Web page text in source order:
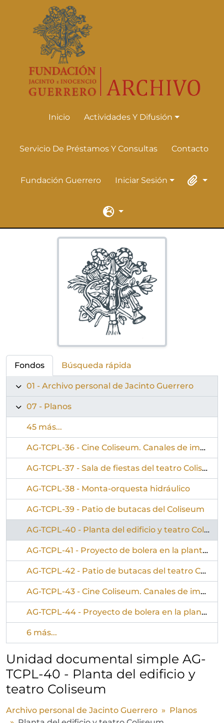
Skip to main content
Inicio Actividades Y Difusión
Actividades Y Difusión
Servicio De Préstamos Y Consultas Contacto
Fundación Guerrero Iniciar Sesión
Iniciar Sesión
Idioma
Fondos Búsqueda rápida
01 - Archivo personal de Jacinto Guerrero
07 - Planos
45 más...
AG-TCPL-36 - Cine Coliseum. Canales de impulsión de aire para la refrigeración del escenario
AG-TCPL-37 - Sala de fiestas del teatro Coliseum
AG-TCPL-38 - Monta-orquesta hidráulico
AG-TCPL-39 - Patio de butacas del Coliseum
AG-TCPL-40 - Planta del edificio y teatro Coliseum
AG-TCPL-41 - Proyecto de bolera en la planta semisótano del edificio Coliseum
AG-TCPL-42 - Patio de butacas del teatro Coliseum
AG-TCPL-43 - Cine Coliseum. Canales de impulsión de aire para la refrigeración de la sala de descanso. Plano nº 4
AG-TCPL-44 - Proyecto de bolera en la planta semisótano del edificio Coliseum
6 más...
Unidad documental simple AG-
TCPL-40 - Planta del edificio y
teatro Coliseum
Archivo personal de Jacinto Guerrero
Planos